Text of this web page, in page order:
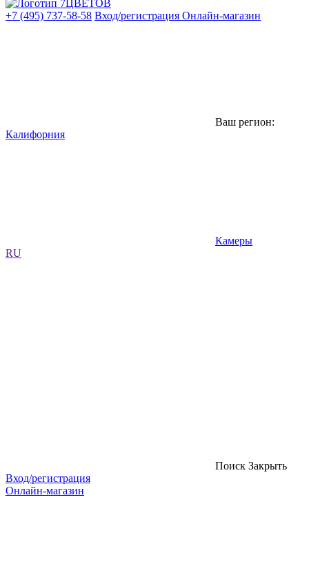
+7 (495) 737-58-58 Вход/регистрация Онлайн-магазин
Ваш регион:
Калифорния
Камеры
RU
Поиск Закрыть
Вход/регистрация
Онлайн-магазин